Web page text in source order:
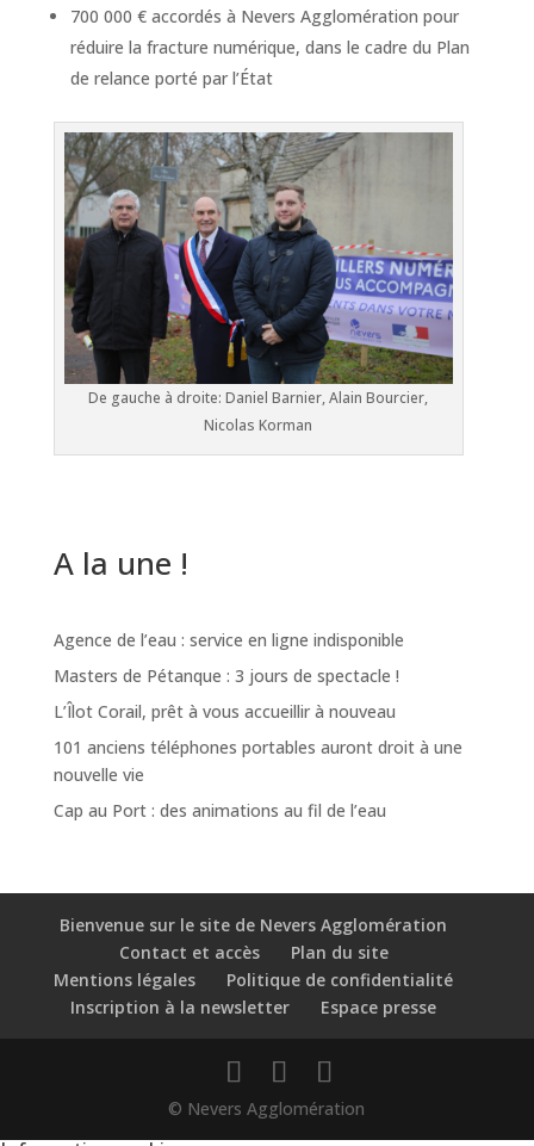
700 000 € accordés à Nevers Agglomération pour
réduire la fracture numérique, dans le cadre du Plan
de relance porté par l’État
De gauche à droite: Daniel Barnier, Alain Bourcier,
Nicolas Korman
A la une !
Agence de l’eau : service en ligne indisponible
Masters de Pétanque : 3 jours de spectacle !
L’Îlot Corail, prêt à vous accueillir à nouveau
101 anciens téléphones portables auront droit à une
nouvelle vie
Cap au Port : des animations au fil de l’eau
Bienvenue sur le site de Nevers Agglomération
Contact et accès
Plan du site
Mentions légales
Politique de confidentialité
Inscription à la newsletter
Espace presse
© Nevers Agglomération